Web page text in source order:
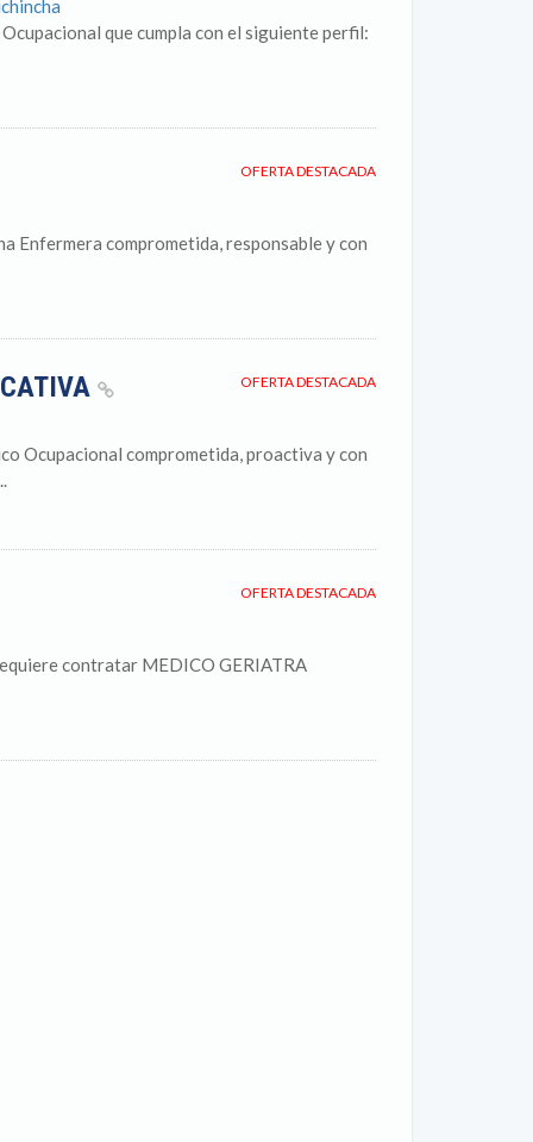
que cumpla con el siguiente perfil:
OFERTA DESTACADA
Enfermera comprometida, responsable y con
OFERTA DESTACADA
Ocupacional comprometida, proactiva y con
OFERTA DESTACADA
contratar MEDICO GERIATRA